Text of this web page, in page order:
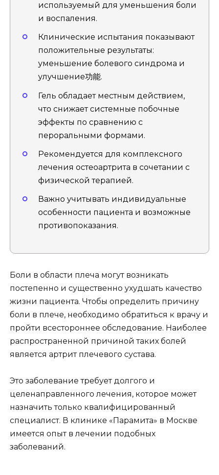
используемый для уменьшения боли
и воспаления.
Клинические испытания показывают
положительные результаты:
уменьшение болевого синдрома и
улучшение功能.
Гель обладает местным действием,
что снижает системные побочные
эффекты по сравнению с
пероральными формами.
Рекомендуется для комплексного
лечения остеоартрита в сочетании с
физической терапией.
Важно учитывать индивидуальные
особенности пациента и возможные
противопоказания.
Боли в области плеча могут возникать
постепенно и существенно ухудшать качество
жизни пациента. Чтобы определить причину
боли в плече, необходимо обратиться к врачу и
пройти всестороннее обследование. Наиболее
распространенной причиной таких болей
является артрит плечевого сустава.
Это заболевание требует долгого и
целенаправленного лечения, которое может
назначить только квалифицированный
специалист. В клинике «Парамита» в Москве
имеется опыт в лечении подобных
заболеваний.